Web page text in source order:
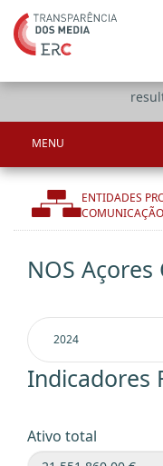
MENU
ENTIDADES
NOS Açores
Indicadores
Ativo total